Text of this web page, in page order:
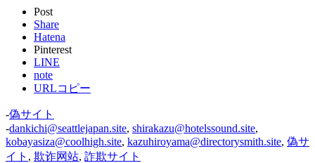
Post
Share
Hatena
Pinterest
LINE
note
URLコピー
-偽サイト
-dankichi@seattlejapan.site, shirakazu@hotelssound.site,
kobayasiza@coolhigh.site, kazuhiroyama@directorysmith.site, 偽サ
イト , 欺诈网站, 詐欺サイト